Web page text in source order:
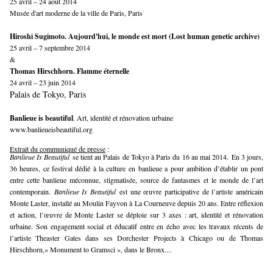
Musée d'art moderne de la ville de Paris, Paris
Hiroshi Sugimoto. Aujourd'hui, le monde est mort (Lost human genetic archive)
25 avril – 7 septembre 2014
&
Thomas Hirschhorn. Flamme éternelle
24 avril – 23 juin 2014
Palais de Tokyo, Paris
Banlieue is beautiful. Art, identité et rénovation urbaine
www.banlieueisbeautiful.org
Extrait du communiqué de presse :
Banlieue Is Beautifulse tient au Palais de Tokyo à Paris du 16 au mai 2014. En 3 jours,
36 heures, ce festival dédié à la culture en banlieue a pour ambition d’établir un pont
entre cette banlieue méconnue, stigmatisée, source de fantasmes et le monde de l’art
contemporain. Banlieue Is Beautifulest une œuvre participative de l’artiste américain
Monte Laster, installé au Moulin Fayvon à La Courneuve depuis 20 ans. Entre réflexion
et action, l’œuvre de Monte Laster se déploie sur 3 axes : art, identité et rénovation
urbaine. Son engagement social et éducatif entre en écho avec les travaux récents de
l’artiste Theaster Gates dans ses Dorchester Projects à Chicago ou de Thomas
Hirschhorn,« Monument to Gramsci », dans le Bronx....